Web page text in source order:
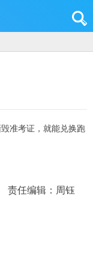
准考证，就能兑换跑
责任编辑：周钰